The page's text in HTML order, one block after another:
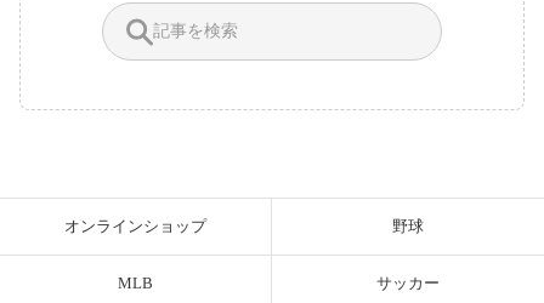
オンラインショップ 野球
MLB サッカー